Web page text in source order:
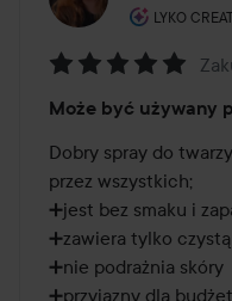
LYKO
Rola
5
z
5
Może być używany
Dobry spray do
przez wszystkich;
➕jest bez smaku i
➕zawiera tylko
➕nie podrażnia skóry
➕przyjazny dla